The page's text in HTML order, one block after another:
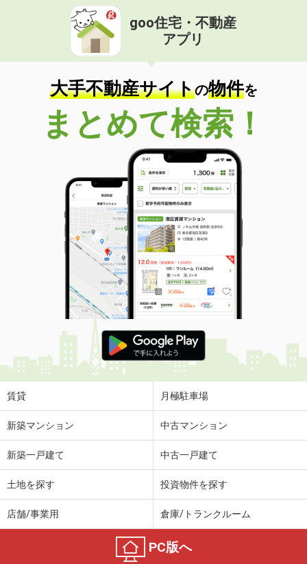
goo住宅・不動産
アプリ
大手不動産サイトの物件を
まとめて検索！
賃貸 月極駐車場
新築マンション 中古マンション
新築一戸建て 中古一戸建て
土地を探す 投資物件を探す
店舗/事業用 倉庫/トランクルーム
PC版へ